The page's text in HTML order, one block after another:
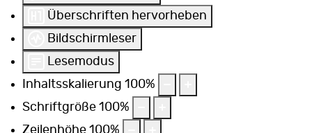
Überschriften hervorheben
Bildschirmleser
Lesemodus
Inhaltsskalierung 100%
Schriftgröße 100%
Zeilenhöhe 100%